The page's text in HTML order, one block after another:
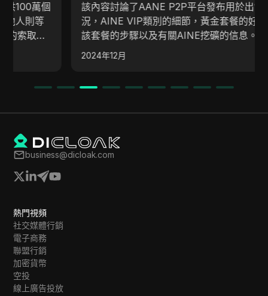
程】#pi
該內容討論了AANE P2P平台發布用於出售代幣的情
況，AINE VIP類別的細節，黃金套餐的好處，購買
該套餐的步驟以及有關AINE挖礦的信息。它還解釋
了在P2P平台上出售代幣的過程，並提供了通過抽獎
business@dicloak.com
熱門視頻
社交媒體行銷
電子商務
聯盟行銷
加密貨幣
空投
線上廣告投放